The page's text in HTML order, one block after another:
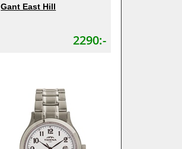
Gant East Hill
2290:-